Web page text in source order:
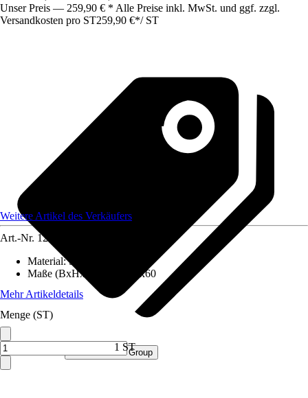
Unser Preis — 259,90 € * Alle Preise inkl. MwSt. und ggf. zzgl.
Versandkosten pro ST259,90 €*/ ST
Verkauf durch: Procommerce Group
Weitere Artikel des Verkäufers
Art.-Nr. 12591768
Material:Stahl
Maße (BxHxT)
200x180x60
Mehr Artikeldetails
Menge (ST)
1 ST